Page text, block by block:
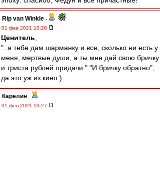
Rip van Winkle -
01 фев 2021 10:28
Ценитель
"..я тебе дам шарманку и все, сколько ни есть у
меня, мертвые души, а ты мне дай свою бричку
и триста рублей придачи." "И бричку обратно",
да это уж из кино:).
Карелин -
01 фев 2021 10:27